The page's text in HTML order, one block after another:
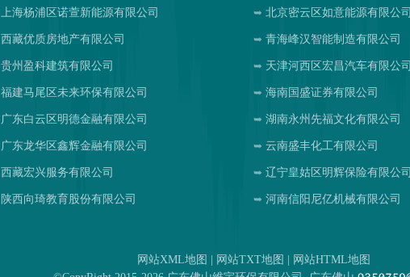
上海杨浦区诺萱新能源有限公司 北京密云区如意能源有限公司
西藏优质房地产有限公司 青海峰汉智能制造有限公司
贵州盈科建筑有限公司 天津河西区宏昌汽车有限公司
福建马尾区未来环保有限公司 海南国盛证券有限公司
广东白云区明德金融有限公司 湖南永州先福文化有限公司
广东龙华区鑫辉金融有限公司 云南盛丰化工有限公司
西藏宏兴服务有限公司 辽宁皇姑区明辉保险有限公司
陕西向琦教育股份有限公司 河南信阳尼亿机械有限公司
网站XML地图 网站TXT地图
网站HTML地图